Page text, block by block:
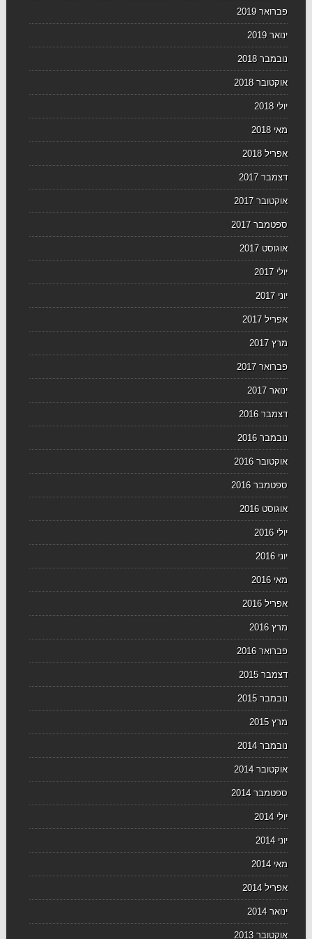
פברואר 2019
ינואר 2019
נובמבר 2018
אוקטובר 2018
יולי 2018
מאי 2018
אפריל 2018
דצמבר 2017
אוקטובר 2017
ספטמבר 2017
אוגוסט 2017
יולי 2017
יוני 2017
אפריל 2017
מרץ 2017
פברואר 2017
ינואר 2017
דצמבר 2016
נובמבר 2016
אוקטובר 2016
ספטמבר 2016
אוגוסט 2016
יולי 2016
יוני 2016
מאי 2016
אפריל 2016
מרץ 2016
פברואר 2016
דצמבר 2015
נובמבר 2015
מרץ 2015
נובמבר 2014
אוקטובר 2014
ספטמבר 2014
יולי 2014
יוני 2014
מאי 2014
אפריל 2014
ינואר 2014
אוקטובר 2013